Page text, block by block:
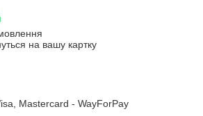
на вашу картку
Mastercard - WayForPay